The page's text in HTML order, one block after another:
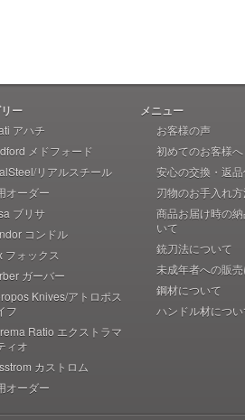
ー
アハチ
メドフォード
リアルスチール
オーダー
ブリサ
コンドル
フォックス
ガーバー
Knives/アトロポス
フ
Ratio エクストラマ
ィオ
カストロム
オーダー
メニュー
お客様の声
初めてのお客様へ
安心の交換・返
刃物のお手入れ
商品お届け時の
いて
銃刀法について
未成年者への販
鋼材について
ハンドル材につい